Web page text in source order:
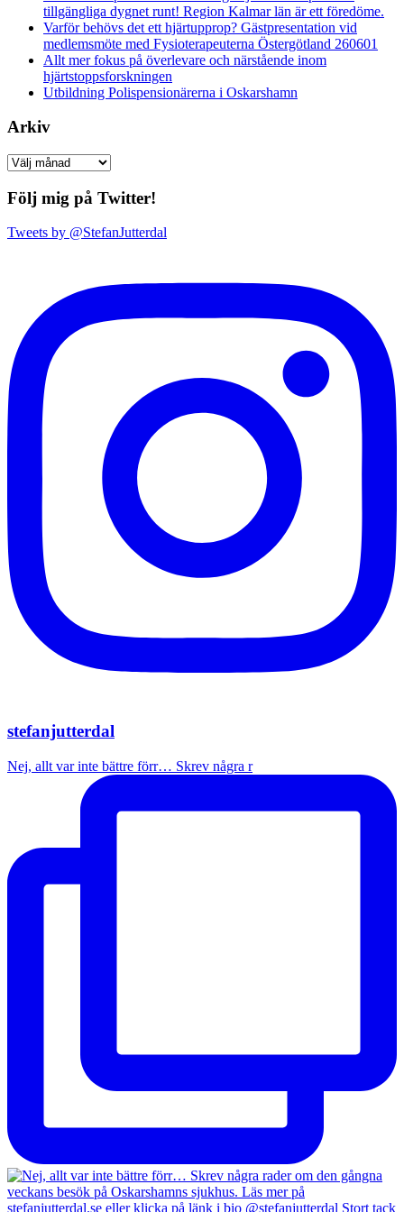
tillgängliga dygnet runt! Region Kalmar län är ett föredöme.
Varför behövs det ett hjärtupprop? Gästpresentation vid
medlemsmöte med Fysioterapeuterna Östergötland 260601
Allt mer fokus på överlevare och närstående inom
hjärtstoppsforskningen
Utbildning Polispensionärerna i Oskarshamn
Arkiv
Arkiv
Följ mig på Twitter!
Tweets by @StefanJutterdal
stefanjutterdal
Nej, allt var inte bättre förr… Skrev några r